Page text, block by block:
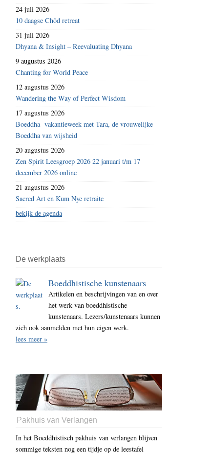
24 juli 2026
10 daagse Chöd retreat
31 juli 2026
Dhyana & Insight – Reevaluating Dhyana
9 augustus 2026
Chanting for World Peace
12 augustus 2026
Wandering the Way of Perfect Wisdom
17 augustus 2026
Boeddha- vakantieweek met Tara, de vrouwelijke
Boeddha van wijsheid
20 augustus 2026
Zen Spirit Leesgroep 2026 22 januari t/m 17
december 2026 online
21 augustus 2026
Sacred Art en Kum Nye retraite
bekijk de agenda
De werkplaats
Boeddhistische kunstenaars
Artikelen en beschrijvingen van en over
het werk van boeddhistische
kunstenaars. Lezers/kunstenaars kunnen
zich ook aanmelden met hun eigen werk.
lees meer »
Pakhuis van Verlangen
In het Boeddhistisch pakhuis van verlangen blijven
sommige teksten nog een tijdje op de leestafel